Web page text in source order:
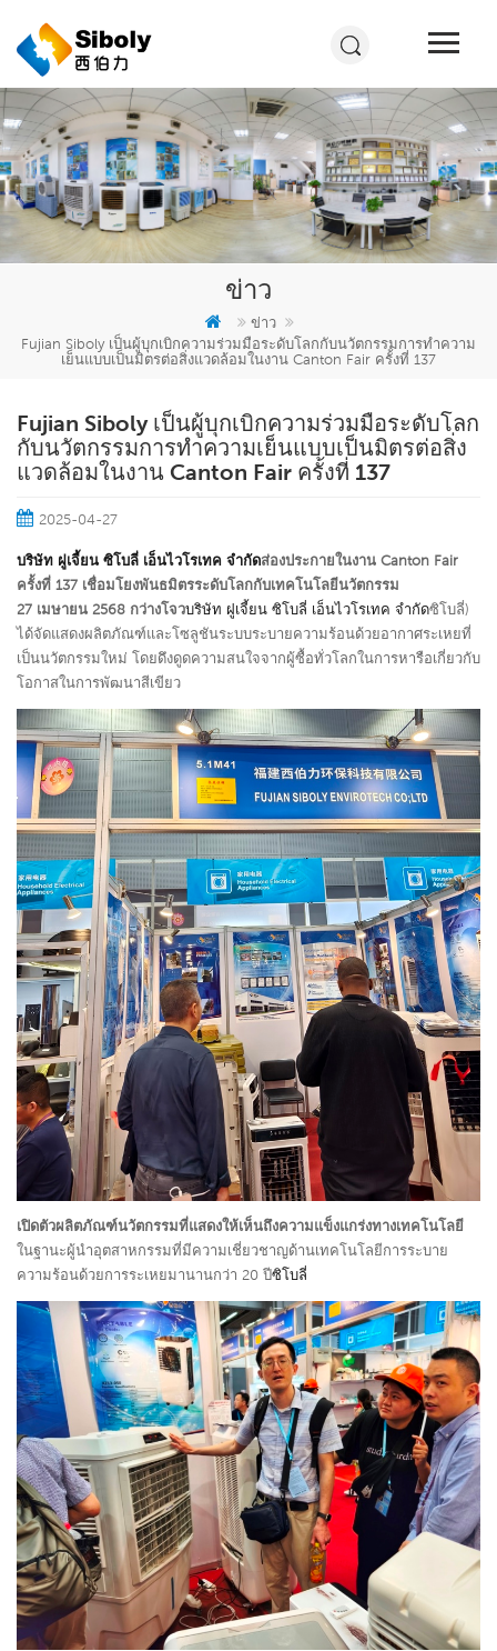
ข่าว
ข่าว
Fujian Siboly เป็นผู้บุกเบิกความร่วมมือระดับโลกกับนวัตกรรมการทำความ
เย็นแบบเป็นมิตรต่อสิ่งแวดล้อมในงาน Canton Fair ครั้งที่ 137
Fujian Siboly เป็นผู้บุกเบิกความร่วมมือระดับโลก
กับนวัตกรรมการทำความเย็นแบบเป็นมิตรต่อสิ่ง
แวดล้อมในงาน Canton Fair ครั้งที่ 137
2025-04-27
บริษัท ฝูเจี้ยน ซิโบลี่ เอ็นไวโรเทค จำกัดส่องประกายในงาน Canton Fair
ครั้งที่ 137 เชื่อมโยงพันธมิตรระดับโลกกับเทคโนโลยีนวัตกรรม
27 เมษายน 2568 กว่างโจวบริษัท ฝูเจี้ยน ซิโบลี่ เอ็นไวโรเทค จำกัดซิโบลี่)
ได้จัดแสดงผลิตภัณฑ์และโซลูชันระบบระบายความร้อนด้วยอากาศระเหยที่
เป็นนวัตกรรมใหม่ โดยดึงดูดความสนใจจากผู้ซื้อทั่วโลกในการหารือเกี่ยวกับ
โอกาสในการพัฒนาสีเขียว
เปิดตัวผลิตภัณฑ์นวัตกรรมที่แสดงให้เห็นถึงความแข็งแกร่งทางเทคโนโลยี
ในฐานะผู้นำอุตสาหกรรมที่มีความเชี่ยวชาญด้านเทคโนโลยีการระบาย
ความร้อนด้วยการระเหยมานานกว่า 20 ปีซิโบลี่